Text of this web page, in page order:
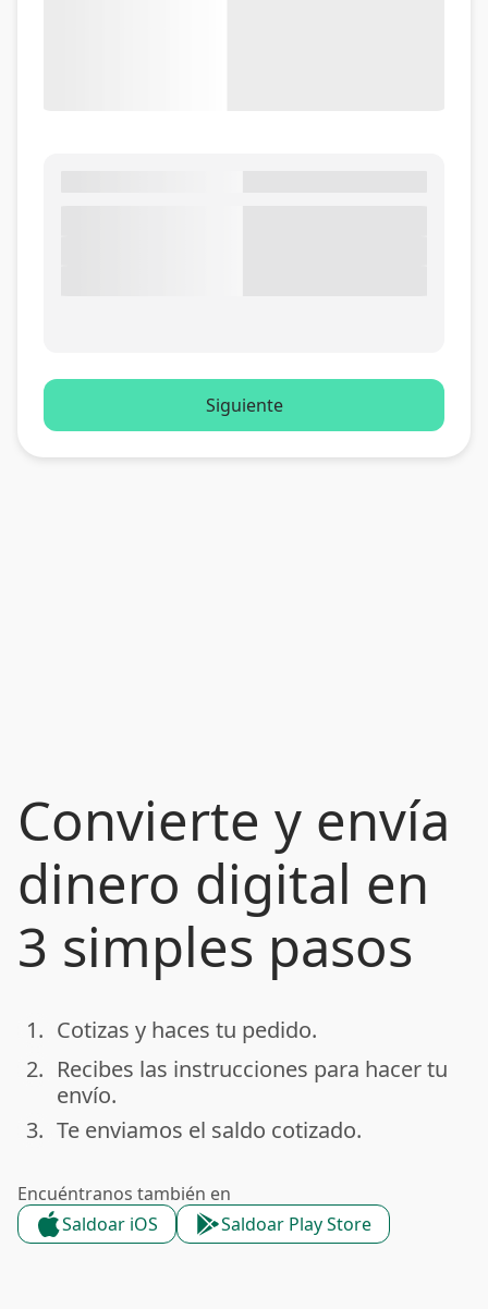
Convierte y envía
dinero digital en
3 simples pasos
done
1. Cotizas y haces tu pedido.
done
2. Recibes las instrucciones para hacer tu
envío.
done
3. Te enviamos el saldo cotizado.
Encuéntranos también en
Saldoar iOS
Saldoar Play Store
Siguiente